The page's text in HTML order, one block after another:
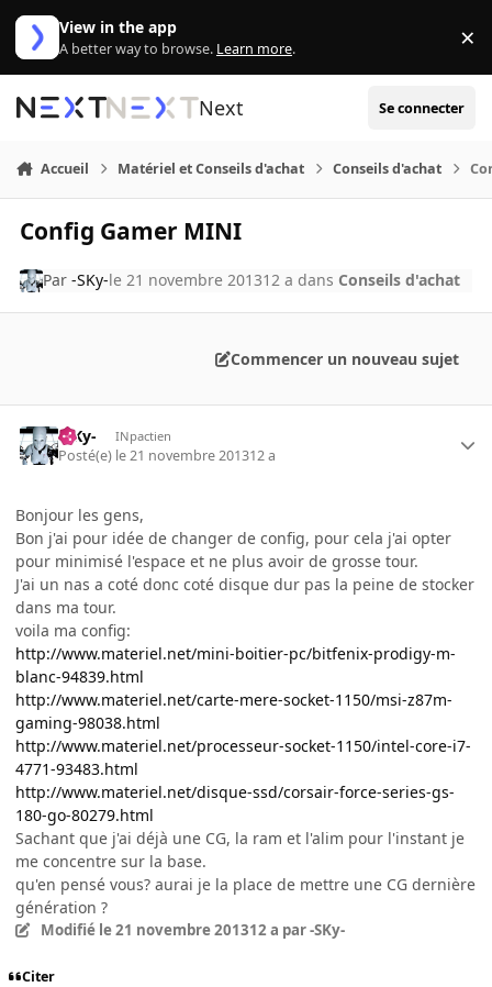
Aller au contenu
View in the app
A better way to browse. Learn more. ×
Next Se connecter
Accueil Matériel et Conseils d'achat Conseils d'achat
Config Gamer MINI
Par-SKy-le 21 novembre 201312 a dans Conseils d'achat
Commencer un nouveau sujet
-SKy- INpactien
Posté(e) le 21 novembre 201312 a
Bonjour les gens,
Bon j'ai pour idée de changer de config, pour cela j'ai opter
pour minimisé l'espace et ne plus avoir de grosse tour.
J'ai un nas a coté donc coté disque dur pas la peine de stocker
dans ma tour.
voila ma config:
http://www.materiel.net/mini-boitier-pc/bitfenix-prodigy-m-
blanc-94839.html
http://www.materiel.net/carte-mere-socket-1150/msi-z87m-
gaming-98038.html
http://www.materiel.net/processeur-socket-1150/intel-core-i7-
4771-93483.html
http://www.materiel.net/disque-ssd/corsair-force-series-gs-
180-go-80279.html
Sachant que j'ai déjà une CG, la ram et l'alim pour l'instant je
me concentre sur la base.
qu'en pensé vous? aurai je la place de mettre une CG dernière
génération ?
Modifié le 21 novembre 201312 a par -SKy-
Citer